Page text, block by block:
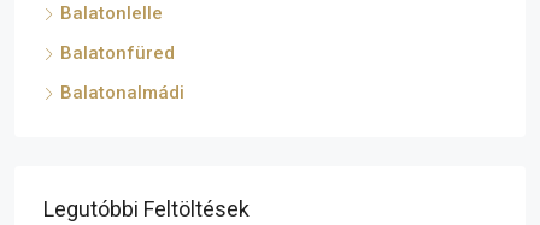
Balatonlelle
Balatonfüred
Balatonalmádi
Legutóbbi Feltöltések